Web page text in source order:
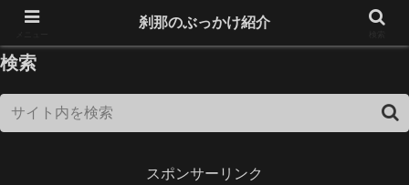
18歳未満は閲覧できません！
検索
スポンサーリンク
刹那のぶっかけ紹介